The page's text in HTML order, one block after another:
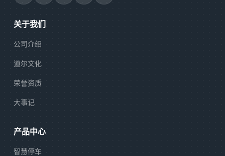
关于我们
公司介绍
道尔文化
荣誉资质
大事记
产品中心
智慧停车